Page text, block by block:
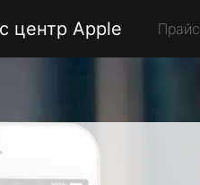
центр Apple Прайс